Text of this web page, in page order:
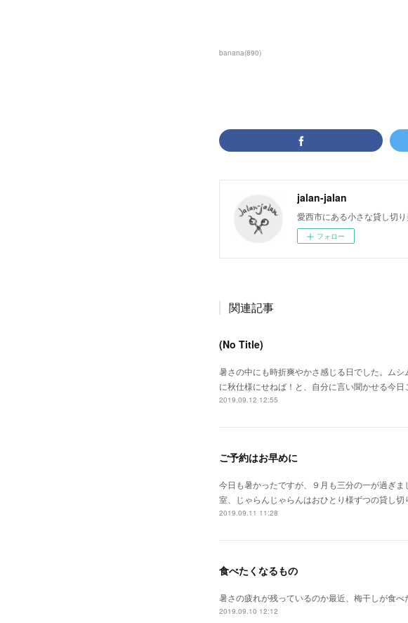
banana(890)
jalan-jalan
愛西市にある小さな貸し切
フォロー
関連記事
(No Title)
暑さの中にも時折爽やかさ感じる日でした。ム
に秋仕様にせねば！と、自分に言い聞かせる今日
2019.09.12 12:55
ご予約はお早めに
今日も暑かったですが、９月も三分の一が過ぎ
室、じゃらんじゃらんはおひとり様ずつの貸し
2019.09.11 11:28
食べたくなるもの
暑さの疲れが残っているのか最近、梅干しが食
2019.09.10 12:12